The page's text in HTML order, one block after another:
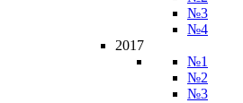
№3
№4
2017
№1
№2
№3